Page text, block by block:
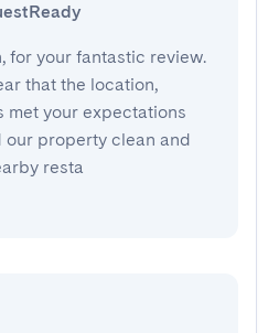
for your fantastic review.
that the location,
met your expectations
our property clean and
resta